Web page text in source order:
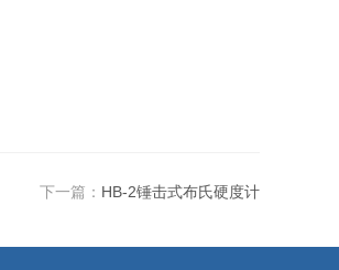
下一篇： HB-2锤击式布氏硬度计